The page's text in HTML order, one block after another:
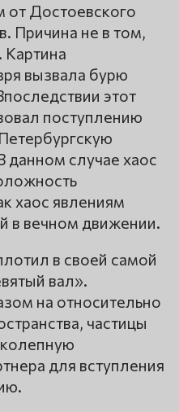
от Достоевского
Причина не в том,
Картина
вызвала бурю
этот
поступлению
случае хаос
хаос явлениям
в вечном движении.
в своей самой
вал».
на относительно
частицы
для вступления